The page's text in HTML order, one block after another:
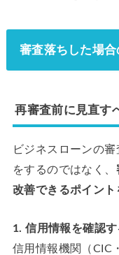
審査落ちした場
再審査前に見直す
ビジネスローンの
をするのではなく、
改善できるポイン
1. 信用情報を確認す
信用情報機関（CIC